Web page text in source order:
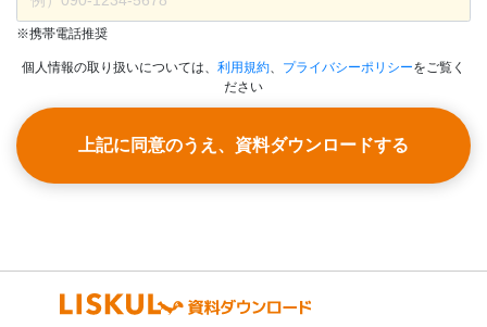
※携帯電話推奨
個人情報の取り扱いについては、 利用規約、 プライバシーポリシーをご覧く
ださい
上記に同意のうえ、資料ダウンロードする